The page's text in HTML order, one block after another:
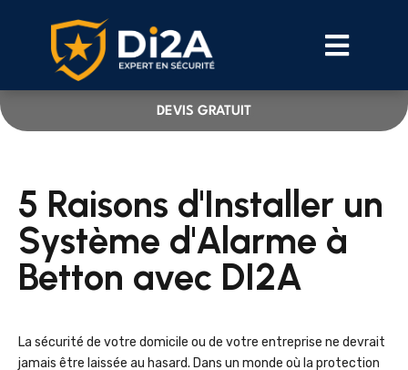
DEVIS GRATUIT
5 Raisons d'Installer un
Système d'Alarme à
Betton avec DI2A
La sécurité de votre domicile ou de votre entreprise ne devrait
jamais être laissée au hasard. Dans un monde où la protection